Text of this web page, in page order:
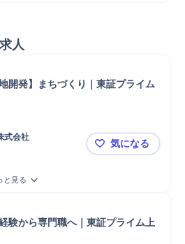
人
開発】まちづくり｜東証プライム
式会社
【三鷹/用地
気になる
と見る
験から専門職へ｜東証プライム上